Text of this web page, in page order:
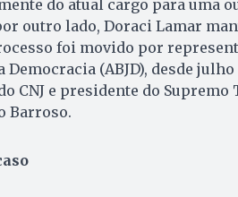
do atual cargo para uma
outro lado, Doraci Lamar
foi movido por
Democracia (ABJD), desde
CNJ e presidente do
Barroso.